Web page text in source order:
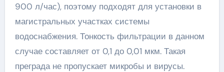
900 л/час), поэтому подходят для установки в
магистральных участках системы
водоснабжения. Тонкость фильтрации в данном
случае составляет от 0,1 до 0,01 мкм. Такая
преграда не пропускает микробы и вирусы.